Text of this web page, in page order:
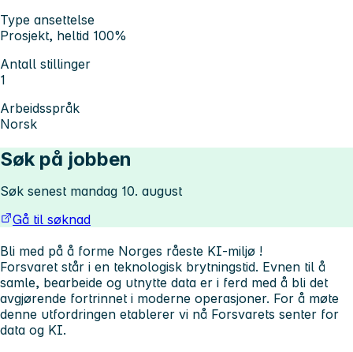
Type ansettelse
Prosjekt, heltid 100%
Antall stillinger
1
Arbeidsspråk
Norsk
Søk på jobben
Søk senest mandag 10. august
Gå til søknad
Bli med på å forme Norges råeste KI-miljø !
Forsvaret står i en teknologisk brytningstid. Evnen til å
samle, bearbeide og utnytte data er i ferd med å bli det
avgjørende fortrinnet i moderne operasjoner. For å møte
denne utfordringen etablerer vi nå Forsvarets senter for
data og KI.